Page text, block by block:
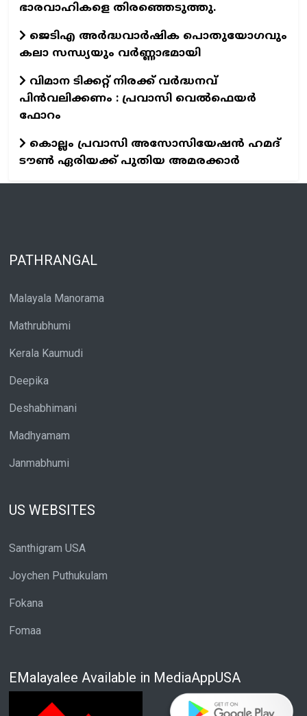
ഭാരവാഹികളെ തിരഞ്ഞെടുത്തു.
ജെടിഎ അര്‍ദ്ധവാര്‍ഷിക പൊതുയോഗവും
കലാ സന്ധ്യയും വര്‍ണ്ണാഭമായി
വിമാന ടിക്കറ്റ് നിരക്ക് വർദ്ധനവ്
പിൻവലിക്കണം : പ്രവാസി വെൽഫെയർ
ഫോറം
കൊല്ലം പ്രവാസി അസോസിയേഷന്‍ ഹമദ്
ടൗണ്‍ ഏരിയക്ക് പുതിയ അമരക്കാര്‍
PATHRANGAL
Malayala Manorama
Mathrubhumi
Kerala Kaumudi
Deepika
Deshabhimani
Madhyamam
Janmabhumi
US WEBSITES
Santhigram USA
Joychen Puthukulam
Fokana
Fomaa
EMalayalee Available in MediaAppUSA